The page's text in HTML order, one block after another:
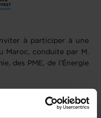
à participer à une
Maroc, conduite par M.
des PME, de l’Énergie
marqué par une
publics et privés au